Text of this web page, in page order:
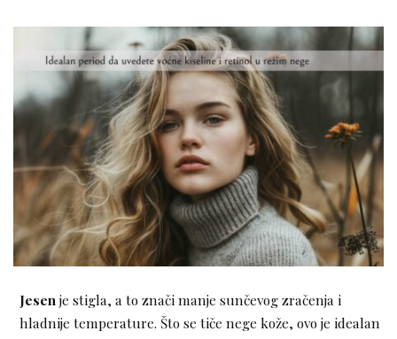
Jesen je stigla, a to znači manje sunčevog zračenja i
hladnije temperature. Što se tiče nege kože, ovo je idealan